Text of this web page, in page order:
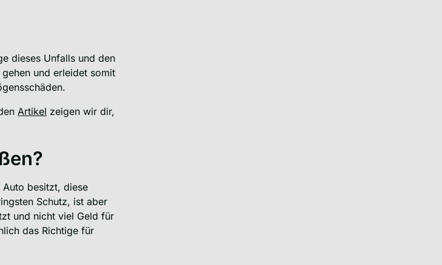
dieses Unfalls und den
und erleidet somit
Artikel zeigen wir dir,
besitzt, diese
Schutz, ist aber
und nicht viel Geld für
das Richtige für